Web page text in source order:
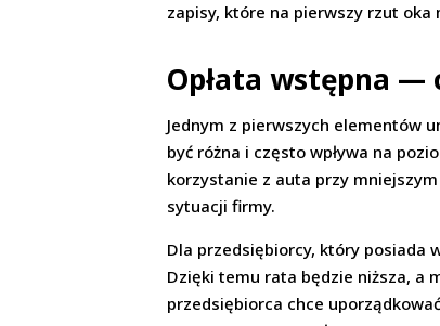
zapisy, które na pierwszy rzut oka
Opłata wstępna —
Jednym z pierwszych elementów
być różna i często wpływa na
korzystanie z auta przy
sytuacji firmy.
Dla przedsiębiorcy, który posiada
Dzięki temu rata będzie niższa, a
przedsiębiorca chce